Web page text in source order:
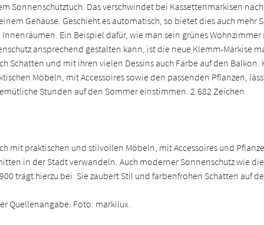
Sonnenschutztuch. Das verschwindet bei Kassettenmarkisen
Gehäuse. Geschieht es automatisch, so bietet dies auch mehr
Ein Beispiel dafür, wie man sein grünes
ansprechend gestalten kann, ist die neue Klemm-Markise
Schatten und mit ihren vielen Dessins auch Farbe auf den
Möbeln, mit Accessoires sowie den passenden Pflanzen,
Stunden auf den Sommer einstimmen. 2.682 Zeichen
mit praktischen und stilvollen Möbeln, mit Accessoires und
in der Stadt verwandeln. Auch moderner Sonnenschutz wie
trägt hierzu bei. Sie zaubert Stil und farbenfrohen Schatten auf
Quellenangabe: Foto: markilux.